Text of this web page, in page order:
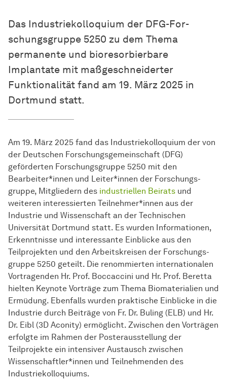
Das Industriekolloquium der DFG-For­
schungs­gruppe 5250 zu dem Thema
permanente und bioresorbierbare
Implantate mit maßgeschneiderter
Funktionalität fand am 19. März 2025 in
Dortmund statt.
Am 19. März 2025 fand das Industriekolloquium der von
der Deutschen Forschungsgemeinschaft (DFG)
geförderten For­schungs­gruppe 5250 mit den
Bearbeiter*innen und Leiter*innen der For­schungs­
gruppe, Mitgliedern des industriellen Beirats und
weiteren interessierten Teilnehmer*innen aus der
Industrie und Wissenschaft an der Technischen
Universität Dortmund statt. Es wurden Informationen,
Erkenntnisse und interessante Einblicke aus den
Teilprojekten und den Arbeitskreisen der For­schungs­
gruppe 5250 geteilt. Die renommierten internationalen
Vortragenden Hr. Prof. Boccaccini und Hr. Prof. Beretta
hielten Keynote Vorträge zum Thema Biomaterialien und
Ermüdung. Ebenfalls wurden praktische Einblicke in die
Industrie durch Beiträge von Fr. Dr. Buling (ELB) und Hr.
Dr. Eibl (3D Aconity) ermöglicht. Zwischen den Vorträgen
erfolgte im Rahmen der Posterausstellung der
Teilprojekte ein intensiver Austausch zwischen
Wissenschaftler*innen und Teilnehmenden des
Industriekolloquiums.